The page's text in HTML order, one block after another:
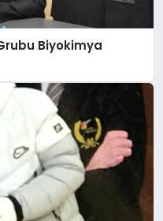
Biyokimya